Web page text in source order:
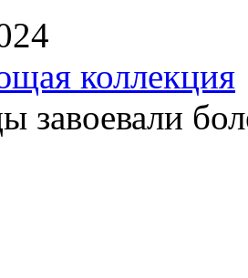
коллекция
завоевали